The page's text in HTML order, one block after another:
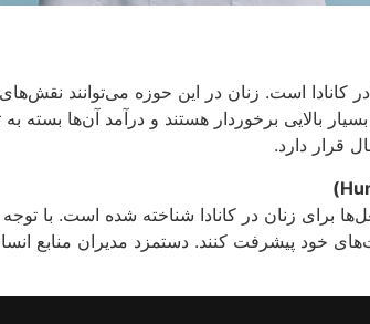
است. زنان در این حوزه می‌توانند
بالایی برخوردار هستند و درآمد آن‌ها
)
برای زنان در کانادا شناخته شده است. با
خود پیشرفت کنند. دستمزد مدیران منابع